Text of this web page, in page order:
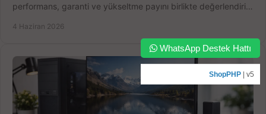
performans, garanti ve yükseltme payını birlikte değerlendirin,
4 Haziran 2026
WhatsApp Destek Hattı
ShopPHP | v5